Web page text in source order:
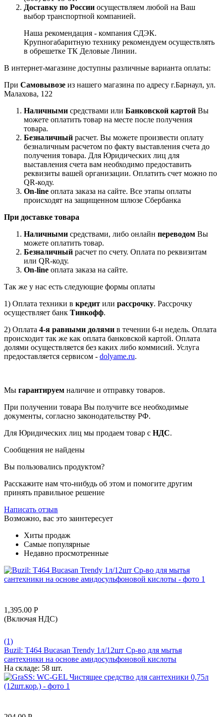
Доставку по России осуществляем любой на Ваш
выбор транспортной компанией.
Наша рекомендация - компания СДЭК.
Крупногабаритную технику рекомендуем осуществлять
в обрешетке ТК Деловые Линии.
В интернет-магазине доступны различные варианта оплаты:
При Самовывозе из нашего магазина по адресу г.Барнаул, ул.
Малахова, 122
Наличными средствами или Банковской картой Вы
можете оплатить товар на месте после получения
товара.
Безналичный расчет. Вы можете произвести оплату
безналичным расчетом по факту выставления счета до
получения товара. Для Юридических лиц для
выставления счета вам необходимо предоставить
реквизиты вашей организации. Оплатить счет можно по
QR-коду.
On-line оплата заказа на сайте. Все этапы оплаты
происходят на защищенном шлюзе Сбербанка
При доставке товара
Наличными средствами, либо онлайн переводом Вы
можете оплатить товар.
Безналичный расчет по счету. Оплата по реквизитам
или QR-коду.
On-line оплата заказа на сайте.
Так же у нас есть следующие формы оплаты
1) Оплата техники в кредит или рассрочку. Рассрочку
осуществляет банк Тинкофф.
2) Оплата 4-я равными долями в течении 6-и недель. Оплата
происходит так же как оплата банковской картой. Оплата
долями осуществляется без каких либо коммисий. Услуга
предоставляется сервисом - dolyame.ru.
Мы гарантируем наличие и отправку товаров.
При получении товара Вы получите все необходимые
документы, согласно законодательству РФ.
Для Юридических лиц мы продаем товар с НДС.
Сообщения не найдены
Вы пользовались продуктом?
Расскажите нам что-нибудь об этом и помогите другим
принять правильное решение
Написать отзыв
Возможно, вас это заинтересует
Хиты продаж
Самые популярные
Недавно просмотренные
1,395.00 Р
(Включая НДС)
(1)
Buzil: T464 Bucasan Trendy 1л/12шт Ср-во для мытья
сантехники на основе амидосульфоновой кислоты
На складе: 58 шт.